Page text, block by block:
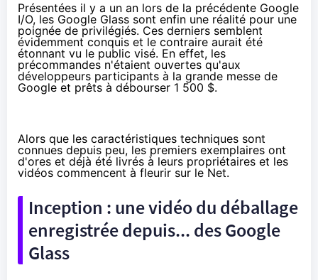
Présentées il y a un an lors de la précédente Google
I/O, les Google Glass sont enfin une réalité pour une
poignée de privilégiés. Ces derniers semblent
évidemment conquis et le contraire aurait été
étonnant vu le public visé. En effet, les
précommandes n'étaient ouvertes qu'aux
développeurs participants à la grande messe de
Google et prêts à débourser 1 500 $.
Alors que les caractéristiques techniques sont
connues depuis peu, les premiers exemplaires ont
d'ores et déjà été livrés à leurs propriétaires et les
vidéos commencent à fleurir sur le Net.
Inception : une vidéo du déballage
enregistrée depuis... des Google
Glass